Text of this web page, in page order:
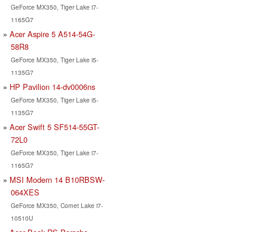
GeForce MX350, Tiger Lake i7-
1165G7
Acer Aspire 5 A514-54G-
58R8
GeForce MX350, Tiger Lake i5-
1135G7
HP Pavilion 14-dv0006ns
GeForce MX350, Tiger Lake i5-
1135G7
Acer Swift 5 SF514-55GT-
72L0
GeForce MX350, Tiger Lake i7-
1165G7
MSI Modern 14 B10RBSW-
064XES
GeForce MX350, Comet Lake i7-
10510U